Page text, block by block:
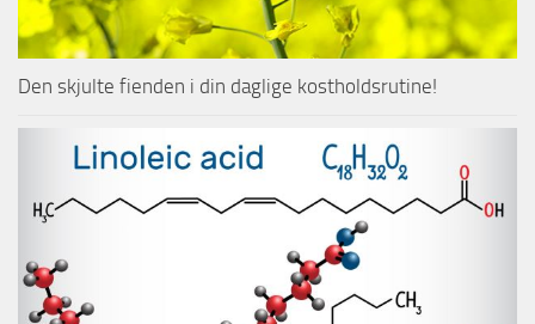
Den skjulte fienden i din daglige kostholdsrutine!